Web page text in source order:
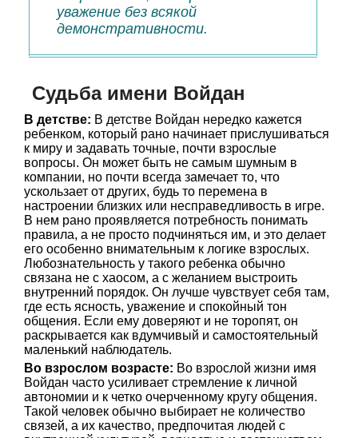
уважение без всякой
демонстративности.
Судьба имени Войдан
В детстве: В детстве Войдан нередко кажется
ребенком, который рано начинает прислушиваться
к миру и задавать точные, почти взрослые
вопросы. Он может быть не самым шумным в
компании, но почти всегда замечает то, что
ускользает от других, будь то перемена в
настроении близких или несправедливость в игре.
В нем рано проявляется потребность понимать
правила, а не просто подчиняться им, и это делает
его особенно внимательным к логике взрослых.
Любознательность у такого ребенка обычно
связана не с хаосом, а с желанием выстроить
внутренний порядок. Он лучше чувствует себя там,
где есть ясность, уважение и спокойный тон
общения. Если ему доверяют и не торопят, он
раскрывается как вдумчивый и самостоятельный
маленький наблюдатель.
Во взрослом возрасте: Во взрослой жизни имя
Войдан часто усиливает стремление к личной
автономии и к четко очерченному кругу общения.
Такой человек обычно выбирает не количество
связей, а их качество, предпочитая людей с